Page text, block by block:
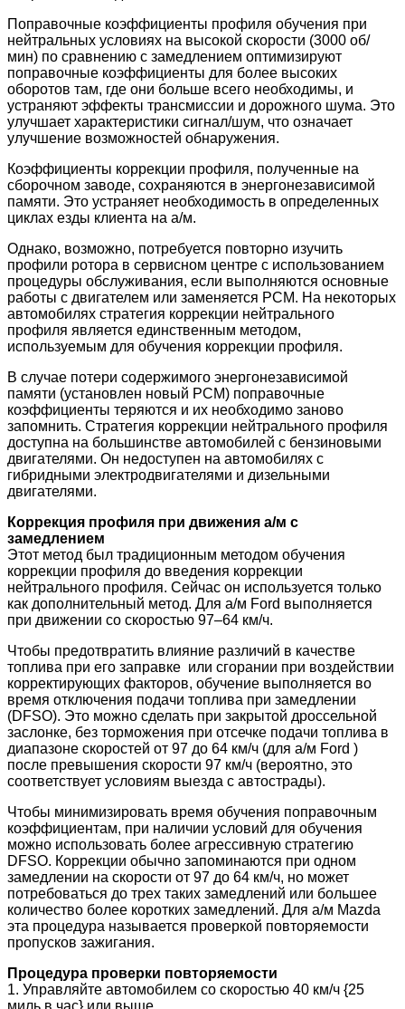
Поправочные коэффициенты профиля обучения при
нейтральных условиях на высокой скорости (3000 об/
мин) по сравнению с замедлением оптимизируют
поправочные коэффициенты для более высоких
оборотов там, где они больше всего необходимы, и
устраняют эффекты трансмиссии и дорожного шума. Это
улучшает характеристики сигнал/шум, что означает
улучшение возможностей обнаружения.
Коэффициенты коррекции профиля, полученные на
сборочном заводе, сохраняются в энергонезависимой
памяти. Это устраняет необходимость в определенных
циклах езды клиента на а/м.
Однако, возможно, потребуется повторно изучить
профили ротора в сервисном центре с использованием
процедуры обслуживания, если выполняются основные
работы с двигателем или заменяется PCM. На некоторых
автомобилях стратегия коррекции нейтрального
профиля является единственным методом,
используемым для обучения коррекции профиля.
В случае потери содержимого энергонезависимой
памяти (установлен новый PCM) поправочные
коэффициенты теряются и их необходимо заново
запомнить. Стратегия коррекции нейтрального профиля
доступна на большинстве автомобилей с бензиновыми
двигателями. Он недоступен на автомобилях с
гибридными электродвигателями и дизельными
двигателями.
Коррекция профиля при движения а/м с
замедлением
Этот метод был традиционным методом обучения
коррекции профиля до введения коррекции
нейтрального профиля. Сейчас он используется только
как дополнительный метод. Для а/м Ford выполняется
при движении со скоростью 97–64 км/ч.
Чтобы предотвратить влияние различий в качестве
топлива при его заправке или сгорании при воздействии
корректирующих факторов, обучение выполняется во
время отключения подачи топлива при замедлении
(DFSO). Это можно сделать при закрытой дроссельной
заслонке, без торможения при отсечке подачи топлива в
диапазоне скоростей от 97 до 64 км/ч (для а/м Ford )
после превышения скорости 97 км/ч (вероятно, это
соответствует условиям выезда с автострады).
Чтобы минимизировать время обучения поправочным
коэффициентам, при наличии условий для обучения
можно использовать более агрессивную стратегию
DFSO. Коррекции обычно запоминаются при одном
замедлении на скорости от 97 до 64 км/ч, но может
потребоваться до трех таких замедлений или большее
количество более коротких замедлений. Для а/м Mazda
эта процедура называется проверкой повторяемости
пропусков зажигания.
Процедура проверки повторяемости
1. Управляйте автомобилем со скоростью 40 км/ч {25
миль в час} или выше.